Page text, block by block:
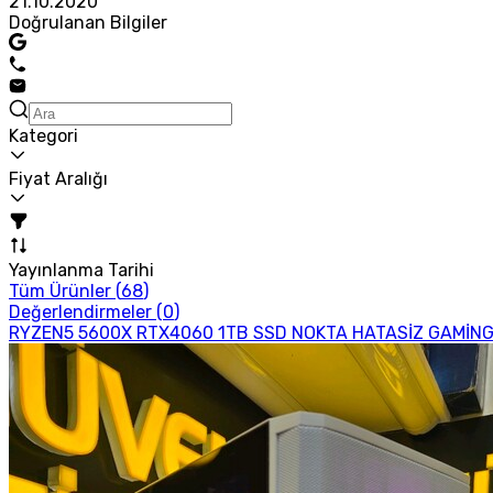
Doğrulanan Bilgiler
Kategori
Fiyat Aralığı
Yayınlanma Tarihi
Tüm Ürünler (68)
Değerlendirmeler (0)
RYZEN5 5600X RTX4060 1TB SSD NOKTA HATASİZ GAMİNG